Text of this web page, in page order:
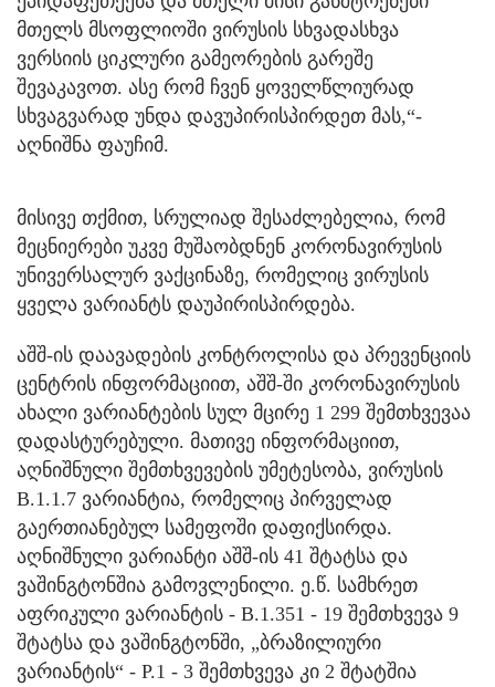
მთელს მსოფლიოში ვირუსის სხვადასხვა
ვერსიის ციკლური გამეორების გარეშე
შევაკავოთ. ასე რომ ჩვენ ყოველწლიურად
სხვაგვარად უნდა დავუპირისპირდეთ მას,“-
აღნიშნა ფაუჩიმ.
მისივე თქმით, სრულიად შესაძლებელია, რომ
მეცნიერები უკვე მუშაობდნენ კორონავირუსის
უნივერსალურ ვაქცინაზე, რომელიც ვირუსის
ყველა ვარიანტს დაუპირისპირდება.
აშშ-ის დაავადების კონტროლისა და პრევენციის
ცენტრის ინფორმაციით, აშშ-ში კორონავირუსის
ახალი ვარიანტების სულ მცირე 1 299 შემთხვევაა
დადასტურებული. მათივე ინფორმაციით,
აღნიშნული შემთხვევების უმეტესობა, ვირუსის
B.1.1.7 ვარიანტია, რომელიც პირველად
გაერთიანებულ სამეფოში დაფიქსირდა.
აღნიშნული ვარიანტი აშშ-ის 41 შტატსა და
ვაშინგტონშია გამოვლენილი. ე.წ. სამხრეთ
აფრიკული ვარიანტის - B.1.351 - 19 შემთხვევა 9
შტატსა და ვაშინგტონში, „ბრაზილიური
ვარიანტის“ - P.1 - 3 შემთხვევა კი 2 შტატშია